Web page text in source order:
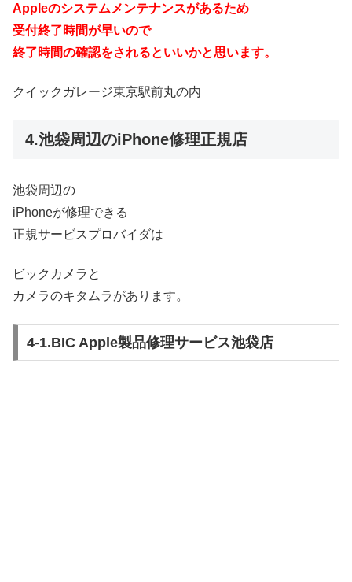
Appleのシステムメンテナンスがあるため
受付終了時間が早いので
終了時間の確認をされるといいかと思います。
クイックガレージ東京駅前丸の内
4.池袋周辺のiPhone修理正規店
池袋周辺の
iPhoneが修理できる
正規サービスプロバイダは
ビックカメラと
カメラのキタムラがあります。
4-1.BIC Apple製品修理サービス池袋店